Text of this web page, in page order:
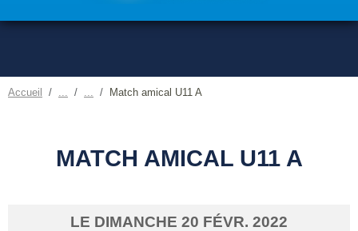
Accueil Match amical U11 A
MATCH AMICAL U11 A
LE DIMANCHE 20 FÉVR. 2022